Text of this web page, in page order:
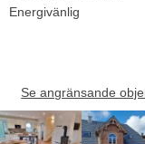
Energivänlig
Se angränsande